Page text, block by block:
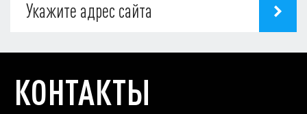
КОНТАКТЫ